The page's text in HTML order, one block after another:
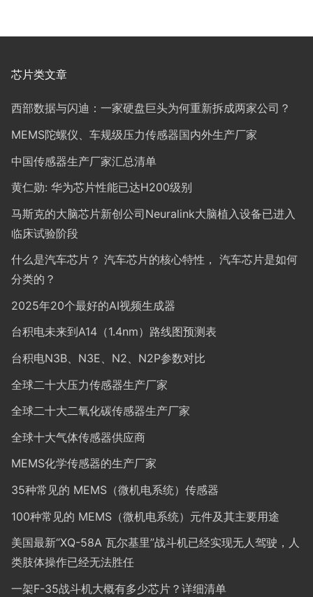
芯片类文章
西部数据与闪迪：一家硬盘巨头为何重新拆成两家公司？
MEMS陀螺仪、车规级压力传感器国内外生产厂家
中国传感器生产厂家汇总清单
黄仁勋: 华为芯片性能已达H200级别
马斯克的大脑芯片新创公司Neuralink大脑植入设备已进入
临床试验阶段
什么是汽车芯片？ 汽车芯片的核心特性， 汽车芯片是如何
分类的？
2025年20个最好的AI视频生成器
台积电未来到A14（1.4nm）路线图预测表
台积电N3B、N3E、N2、N2P参数对比
全球二十大压力传感器生产厂家
全球二十大二氧化碳传感器生产厂家
全球十大气体传感器供应商
MEMS化学传感器的生产厂家
35种常见的 MEMS（微机电系统）传感器
100种常见的 MEMS（微机电系统）元件及其主要用途
美国最新“XQ-58A 瓦尔基里”战斗机已经实现无人驾驶，人
类肢体操作已经无法胜任
一架F-35战斗机大概有多少芯片？详细清单